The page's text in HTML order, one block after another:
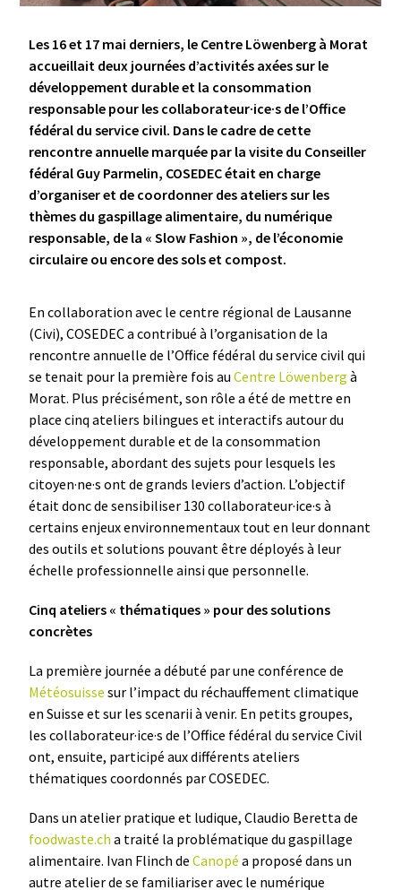
Les 16 et 17 mai derniers, le Centre Löwenberg à Morat
accueillait deux journées d’activités axées sur le
développement durable et la consommation
responsable pour les collaborateur·ice·s de l’Office
fédéral du service civil. Dans le cadre de cette
rencontre annuelle marquée par la visite du Conseiller
fédéral Guy Parmelin, COSEDEC était en charge
d’organiser et de coordonner des ateliers sur les
thèmes du gaspillage alimentaire, du numérique
responsable, de la « Slow Fashion », de l’économie
circulaire ou encore des sols et compost.
En collaboration avec le centre régional de Lausanne
(Civi), COSEDEC a contribué à l’organisation de la
rencontre annuelle de l’Office fédéral du service civil qui
se tenait pour la première fois auCentre Löwenberg à
Morat. Plus précisément, son rôle a été de mettre en
place cinq ateliers bilingues et interactifs autour du
développement durable et de la consommation
responsable, abordant des sujets pour lesquels les
citoyen·ne·s ont de grands leviers d’action. L’objectif
était donc de sensibiliser 130 collaborateur·ice·s à
certains enjeux environnementaux tout en leur donnant
des outils et solutions pouvant être déployés à leur
échelle professionnelle ainsi que personnelle.
Cinq ateliers « thématiques » pour des solutions
concrètes
La première journée a débuté par une conférence de
Météosuisse sur l’impact du réchauffement climatique
en Suisse et sur les scenarii à venir. En petits groupes,
les collaborateur·ice·s de l’Office fédéral du service Civil
ont, ensuite, participé aux différents ateliers
thématiques coordonnés par COSEDEC.
Dans un atelier pratique et ludique, Claudio Beretta de
foodwaste.ch a traité la problématique du gaspillage
alimentaire. Ivan Flinch deCanopé a proposé dans un
autre atelier de se familiariser avec le numérique